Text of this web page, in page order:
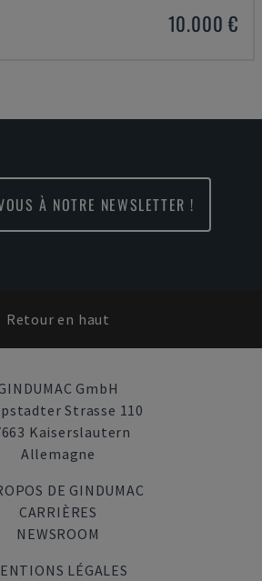
10.000 €
À NOTRE NEWSLETTER !
Retour en haut
GmbH
Strasse 110
Kaiserslautern
Allemagne
DE GINDUMAC
CARRIÈRES
NEWSROOM
LÉGALES